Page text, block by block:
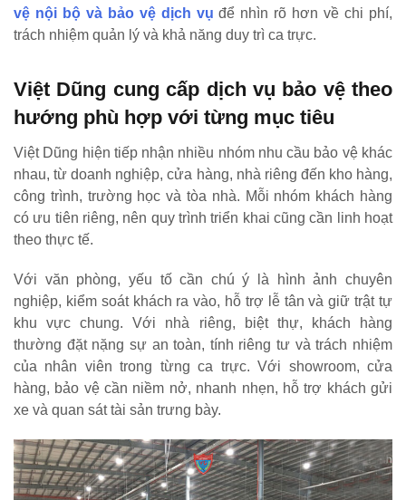
vệ nội bộ và bảo vệ dịch vụ để nhìn rõ hơn về chi phí,
trách nhiệm quản lý và khả năng duy trì ca trực.
Việt Dũng cung cấp dịch vụ bảo vệ theo
hướng phù hợp với từng mục tiêu
Việt Dũng hiện tiếp nhận nhiều nhóm nhu cầu bảo vệ khác
nhau, từ doanh nghiệp, cửa hàng, nhà riêng đến kho hàng,
công trình, trường học và tòa nhà. Mỗi nhóm khách hàng
có ưu tiên riêng, nên quy trình triển khai cũng cần linh hoạt
theo thực tế.
Với văn phòng, yếu tố cần chú ý là hình ảnh chuyên
nghiệp, kiểm soát khách ra vào, hỗ trợ lễ tân và giữ trật tự
khu vực chung. Với nhà riêng, biệt thự, khách hàng
thường đặt nặng sự an toàn, tính riêng tư và trách nhiệm
của nhân viên trong từng ca trực. Với showroom, cửa
hàng, bảo vệ cần niềm nở, nhanh nhẹn, hỗ trợ khách gửi
xe và quan sát tài sản trưng bày.